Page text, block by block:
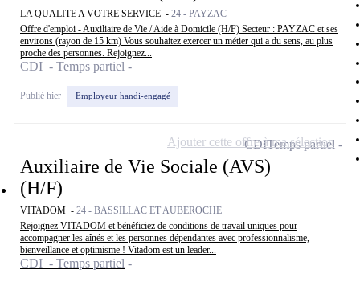
LA QUALITE A VOTRE SERVICE - 24 - PAYZAC
Offre d'emploi - Auxiliaire de Vie / Aide à Domicile (H/F) Secteur : PAYZAC et ses
environs (rayon de 15 km) Vous souhaitez exercer un métier qui a du sens, au plus
proche des personnes. Rejoignez...
CDI - Temps partiel
Publié hier Employeur handi-engagé
Auxiliaire de Vie Sociale (AVS)
(H/F)
VITADOM - 24 - BASSILLAC ET AUBEROCHE
Rejoignez VITADOM et bénéficiez de conditions de travail uniques pour
accompagner les aînés et les personnes dépendantes avec professionnalisme,
bienveillance et optimisme ! Vitadom est un leader...
CDI - Temps partiel
CDITemps partiel
Ajouter cette offre à ma sélection